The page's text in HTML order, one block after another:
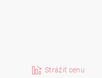
Strážiť cenu